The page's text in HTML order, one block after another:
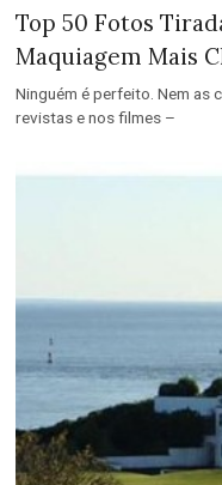
Top 50 Fotos
Maquiagem Mais
Ninguém é perfeito. Nem as
revistas e nos filmes –